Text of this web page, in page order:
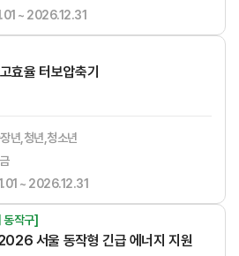
~ 2026.12.31
고효율 터보압축기
년,청년,청소년
~ 2026.12.31
동작구]
서울 동작형 긴급 에너지 지원